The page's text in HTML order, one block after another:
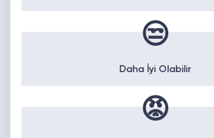
😒
Daha İyi Olabilir
😡